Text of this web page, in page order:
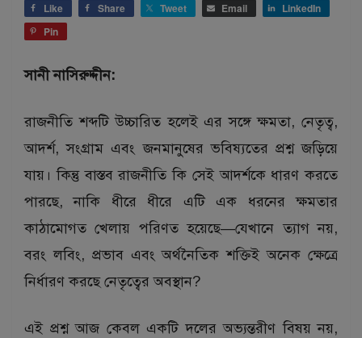
Like Share Tweet Email
LinkedIn
Pin
সানী নাসিরুদ্দীন:
রাজনীতি শব্দটি উচ্চারিত হলেই এর সঙ্গে ক্ষমতা, নেতৃত্ব,
আদর্শ, সংগ্রাম এবং জনমানুষের ভবিষ্যতের প্রশ্ন জড়িয়ে
যায়। কিন্তু বাস্তব রাজনীতি কি সেই আদর্শকে ধারণ করতে
পারছে, নাকি ধীরে ধীরে এটি এক ধরনের ক্ষমতার
কাঠামোগত খেলায় পরিণত হয়েছে—যেখানে ত্যাগ নয়,
বরং লবিং, প্রভাব এবং অর্থনৈতিক শক্তিই অনেক ক্ষেত্রে
নির্ধারণ করছে নেতৃত্বের অবস্থান?
এই প্রশ্ন আজ কেবল একটি দলের অভ্যন্তরীণ বিষয় নয়,